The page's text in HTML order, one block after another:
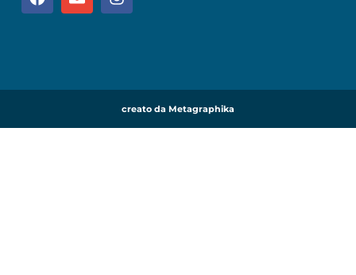
creato da Metagraphika